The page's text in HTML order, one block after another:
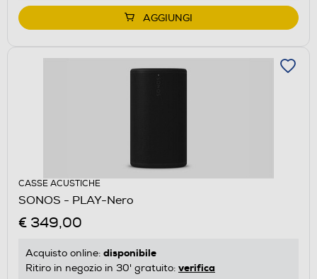
AGGIUNGI
CASSE ACUSTICHE
SONOS - PLAY-Nero
€ 349,00
Acquisto online: disponibile
Ritiro in negozio in 30' gratuito: verifica